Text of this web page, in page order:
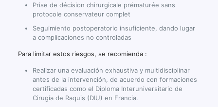
Prise de décision chirurgicale prématurée sans
protocole conservateur complet
Seguimiento postoperatorio insuficiente, dando lugar
a complicaciones no controladas
Para limitar estos riesgos, se recomienda :
Realizar una evaluación exhaustiva y multidisciplinar
antes de la intervención, de acuerdo con formaciones
certificadas como el Diploma Interuniversitario de
Cirugía de Raquis (DIU) en Francia.